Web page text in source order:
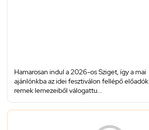
Hamarosan indul a 2026-os Sziget, így a mai
ajánlónkba az idei fesztiválon fellépő előadók
remek lemezeiből válogattu...